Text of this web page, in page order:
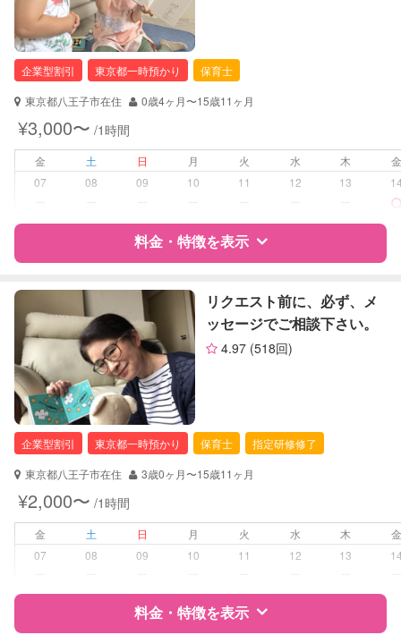
資格
企業型割引対象(旧内閣府補助対象)
自治体届出済ベビーシッター
保育士
幼稚園教諭
病児対応 病児、病後児、ともに可能
障がい児対応 対応可否は個別に相談
レッスン なし
お引き受けしていません
お子様の撮影
（定期特典）
対応不可
企業型割引 東京都一時預かり
保育士
東京都八王子市在住
0歳4ヶ月〜15歳11ヶ月
¥3,000〜 /1時間
金 土 日 月 火 水 木
07
08 09 10 11 12 13
料金・特徴を表示
特徴 料金 レビュー
サポートの特徴
資格
企業型割引対象(旧内閣府補助対象)
自治体届出済ベビーシッター
保育士
幼稚園教諭
夜間対応
子育て経験
病児対応 病児、病後児、ともに可能
リクエスト前に、必ず、メ
ッセージでご相談下さい。
4.97 (518回)
企業型割引 東京都一時預かり 保育士
指定研修修了
東京都八王子市在住
3歳0ヶ月〜15歳11ヶ月
¥2,000〜 /1時間
金 土 日 月 火 水 木
07
08 09 10 11 12 13
料金・特徴を表示